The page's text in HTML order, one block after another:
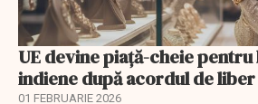
UE devine piață-cheie
indiene după acordul de
01 FEBRUARIE 2026